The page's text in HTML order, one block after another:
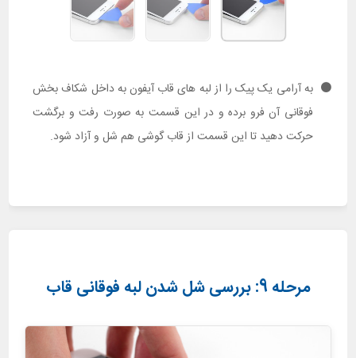
به آرامی یک پیک را از لبه های قاب آیفون به داخل شکاف بخش
فوقانی آن فرو برده و در این قسمت به صورت رفت و برگشت
حرکت دهید تا این قسمت از قاب گوشی هم شل و آزاد شود.
مرحله 9: بررسی شل شدن لبه فوقانی قاب